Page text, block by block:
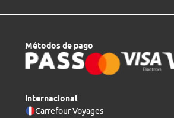
Métodos de pago
Internacional
Carrefour Voyages